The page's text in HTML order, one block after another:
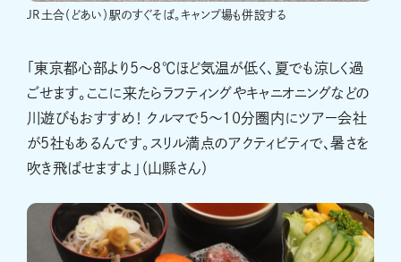
JR土合（どあい）駅のすぐそば。キャンプ場も併設する
「東京都心部より5～8℃ほど気温が低く、夏でも涼しく過
ごせます。ここに来たらラフティングやキャニオニングなどの
川遊びもおすすめ！ クルマで5～10分圏内にツアー会社
が5社もあるんです。スリル満点のアクティビティで、暑さを
吹き飛ばせますよ」（山縣さん）